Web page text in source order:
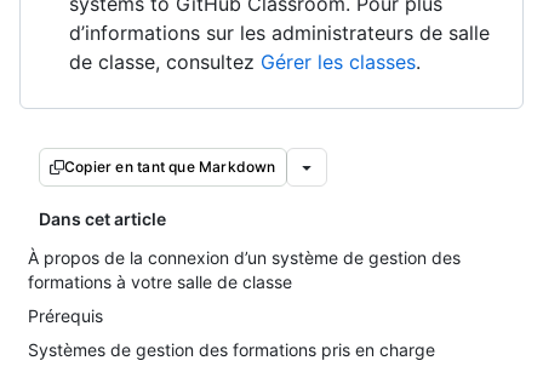
d’informations sur les administrateurs de salle
de classe, consultez Gérer les classes.
Copier en tant que Markdown
Dans cet article
À propos de la connexion d’un système de gestion des
formations à votre salle de classe
Prérequis
Systèmes de gestion des formations pris en charge